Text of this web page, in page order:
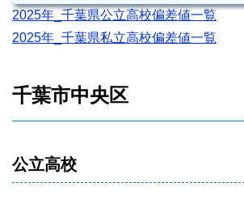
2025年_千葉県公立高校偏差値一覧
2025年_千葉県私立高校偏差値一覧
千葉市中央区
公立高校